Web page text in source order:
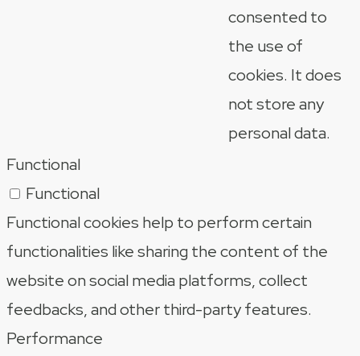
consented to
the use of
cookies. It does
not store any
personal data.
Functional
Functional
Functional cookies help to perform certain
functionalities like sharing the content of the
website on social media platforms, collect
feedbacks, and other third-party features.
Performance